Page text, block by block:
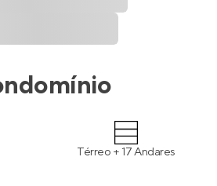
Térreo + 17 Andares